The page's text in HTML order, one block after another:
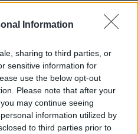
Information
sharing to third parties, or
sensitive information for
use the below opt-out
Please note that after your
may continue seeing
information utilized by
to third parties prior to
χειρισμούς
κρίσης
τα κάναμε όλα
«Νομίζαμε ότι
απαντήσεις στα
λιγότερο.
προτιθέμεθα να